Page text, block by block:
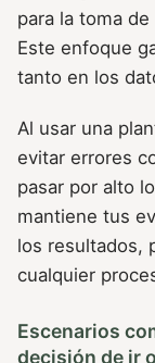
para la toma
Este enfoque
tanto en los
Al usar una
evitar errores
pasar por alto
mantiene tus
los resultados,
cualquier
Escenarios
decisión de ir